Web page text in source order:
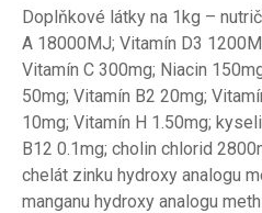
Doplňkové látky na 1kg –
A 18000MJ; Vitamín D3
Vitamín C 300mg; Niacin
50mg; Vitamín B2 20mg;
10mg; Vitamín H 1.50mg;
B12 0.1mg; cholin chlorid
chelát zinku hydroxy analogu
manganu hydroxy analogu